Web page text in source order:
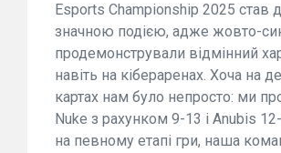
Esports Championship 2025 став
значною подією, адже жовто-
продемонстрували відмінний
навіть на кібераренах. Хоча на
картах нам було непросто: ми
Nuke з рахунком 9-13 і Anubis
на певному етапі гри, наша